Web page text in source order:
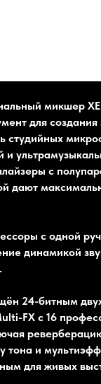
микшер
для создания
студийных
и
с
дают
с одной
динамикой
24-битным
FX с 16
тона и
для живых